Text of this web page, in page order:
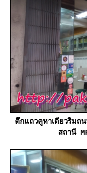
ตึกแถวคูหาเดียวริมถ
สถานี